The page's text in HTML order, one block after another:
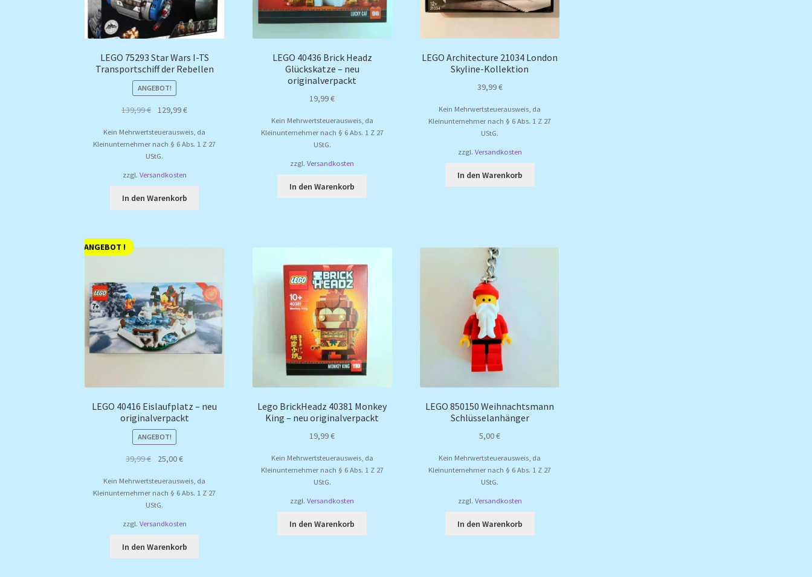
LEGO 75293 Star Wars I-TS
Transportschiff der Rebellen
ANGEBOT!
139,99€
Ursprünglicher
war:
139,99 €
129,99€Aktueller
ist:
129,99 €.
Kein Mehrwertsteuerausweis, da
Kleinunternehmer nach § 6 Abs. 1 Z 27
UStG.
zzgl. Versandkosten
In den Warenkorb
LEGO 40436 Brick Headz
Glückskatze – neu
originalverpackt
19,99€
Kein Mehrwertsteuerausweis, da
Kleinunternehmer nach § 6 Abs. 1 Z 27
UStG.
zzgl.Versandkosten
In den Warenkorb
LEGO Architecture 21034 London
Skyline-Kollektion
39,99€
Kein Mehrwertsteuerausweis, da
Kleinunternehmer nach § 6 Abs. 1 Z 27
UStG.
zzgl. Versandkosten
In den Warenkorb
ANGEBOT !
LEGO 40416 Eislaufplatz – neu
originalverpackt
ANGEBOT!
39,99€
Ursprünglicher
war:
39,99 €
25,00€Aktueller
ist:
25,00 €.
Kein Mehrwertsteuerausweis, da
Kleinunternehmer nach § 6 Abs. 1 Z 27
UStG.
zzgl. Versandkosten
In den Warenkorb
Lego BrickHeadz 40381 Monkey
King – neu originalverpackt
19,99€
Kein Mehrwertsteuerausweis, da
Kleinunternehmer nach § 6 Abs. 1 Z 27
UStG.
zzgl.Versandkosten
In den Warenkorb
LEGO 850150 Weihnachtsmann
Schlüsselanhänger
5,00€
Kein Mehrwertsteuerausweis, da
Kleinunternehmer nach § 6 Abs. 1 Z 27
UStG.
zzgl. Versandkosten
In den Warenkorb